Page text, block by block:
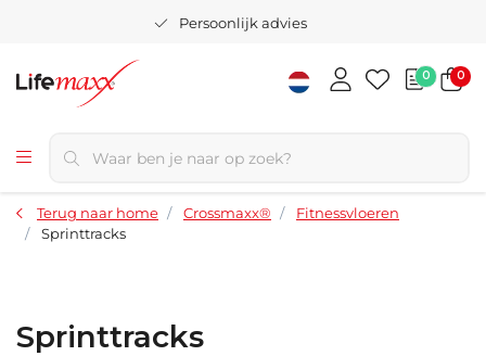
Persoonlijk advies
0 0
Terug naar home Crossmaxx®
Fitnessvloeren
Sprinttracks
Sprinttracks